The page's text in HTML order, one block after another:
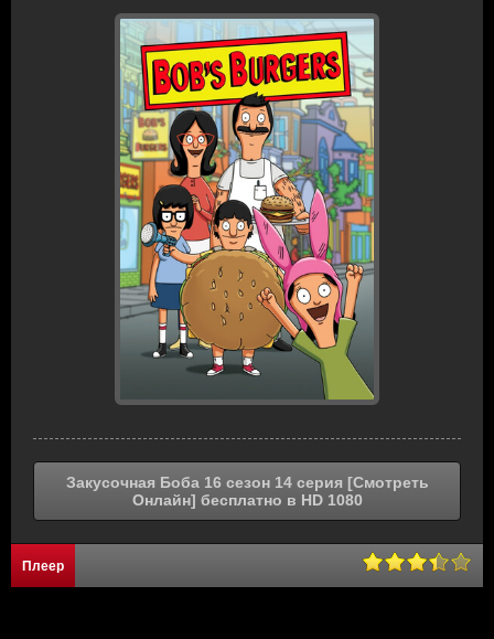
Закусочная Боба 16 сезон 14 серия [Смотреть
Онлайн] бесплатно в HD 1080
Плеер